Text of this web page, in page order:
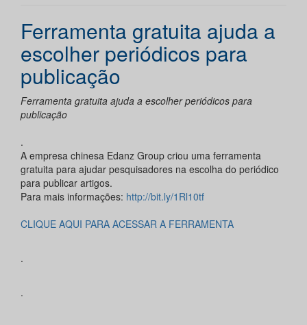
Ferramenta gratuita ajuda a
escolher periódicos para
publicação
Ferramenta gratuita ajuda a escolher periódicos para
publicação
.
A empresa chinesa Edanz Group criou uma ferramenta
gratuita para ajudar pesquisadores na escolha do periódico
para publicar artigos.
Para mais informações: http://bit.ly/1Rl10tf
CLIQUE AQUI PARA ACESSAR A FERRAMENTA
.
.